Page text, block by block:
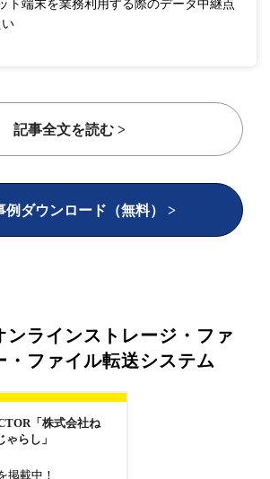
ト端末を業務利用する際のデータ中継点
記事全文を読む >
例ダウンロード（無料） >
ンラインストレージ・ファ
・ファイル転送システム
「株式会社ね
ゃらし」
掲載中！